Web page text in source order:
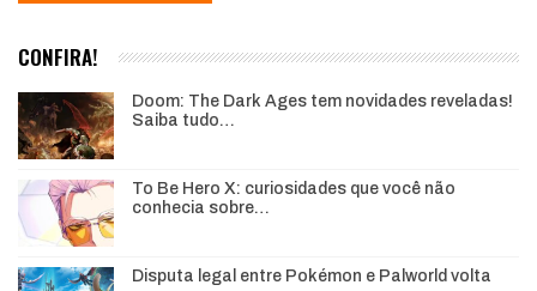
CONFIRA!
Doom: The Dark Ages tem novidades reveladas!
Saiba tudo…
To Be Hero X: curiosidades que você não
conhecia sobre…
Disputa legal entre Pokémon e Palworld volta